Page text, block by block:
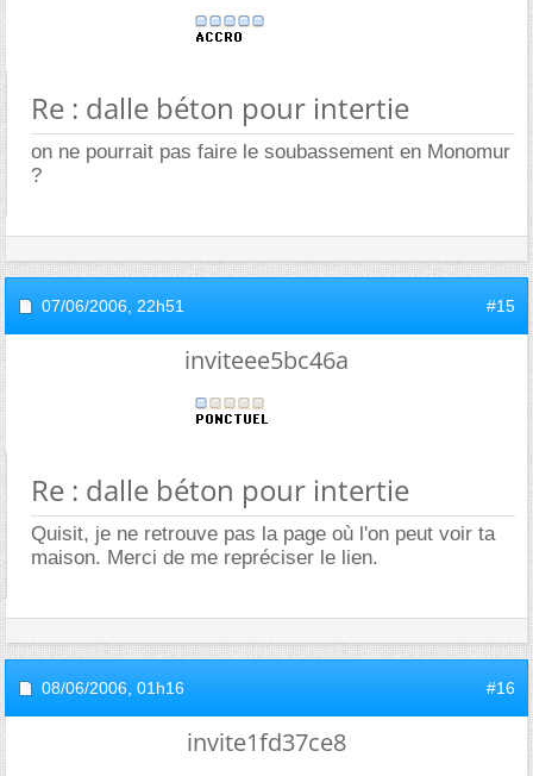
Re : dalle béton pour intertie
on ne pourrait pas faire le soubassement en Monomur
?
07/06/2006, 22h51 #15
inviteee5bc46a
Re : dalle béton pour intertie
Quisit, je ne retrouve pas la page où l'on peut voir ta
maison. Merci de me repréciser le lien.
08/06/2006, 01h16 #16
invite1fd37ce8